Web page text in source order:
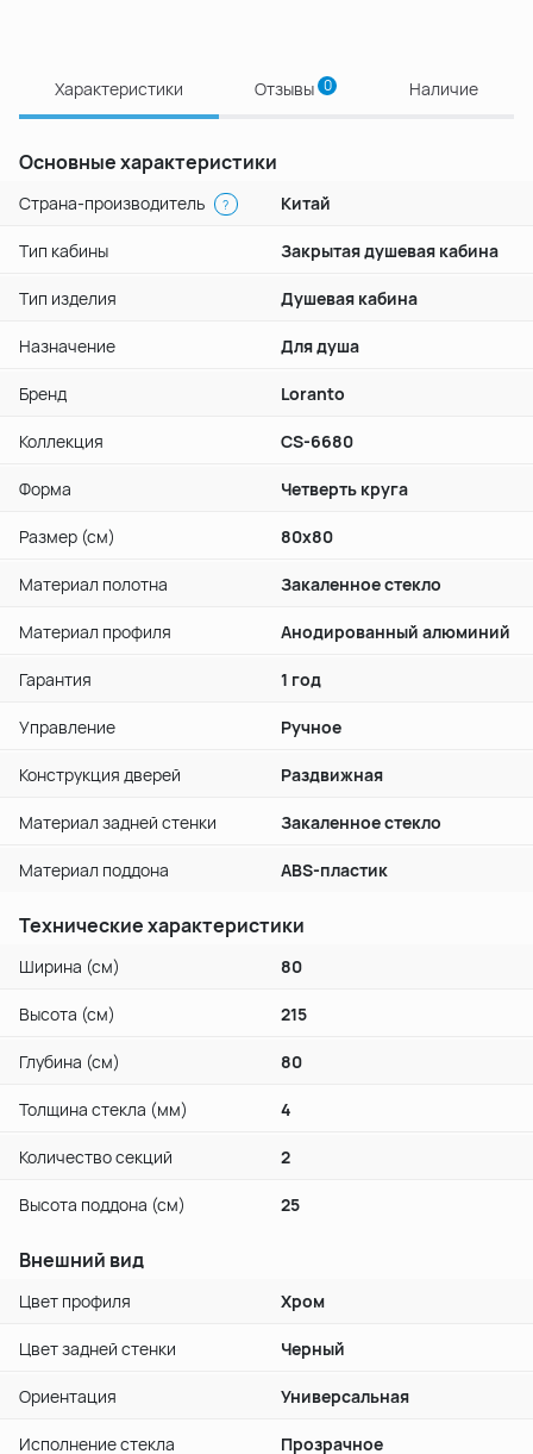
Характеристики Отзывы 0 Наличие
Основные характеристики
Страна-производитель ? Китай
Тип кабины Закрытая душевая кабина
Тип изделия Душевая кабина
Назначение Для душа
Бренд Loranto
Коллекция CS-6680
Форма Четверть круга
Размер (см) 80х80
Материал полотна Закаленное стекло
Материал профиля Анодированный алюминий
Гарантия 1 год
Управление Ручное
Конструкция дверей Раздвижная
Материал задней стенки Закаленное стекло
Материал поддона ABS-пластик
Технические характеристики
Ширина (см) 80
Высота (см) 215
Глубина (см) 80
Толщина стекла (мм) 4
Количество секций 2
Высота поддона (см) 25
Внешний вид
Цвет профиля Хром
Цвет задней стенки Черный
Ориентация Универсальная
Исполнение стекла Прозрачное